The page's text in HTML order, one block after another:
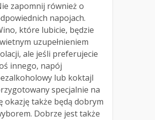
zapomnij również o
napojach.
które lubicie, będzie
uzupełnieniem
ale jeśli preferujecie
innego, napój
lub koktajl
specjalnie na
okazję także będą dobrym
Dobrze jest także